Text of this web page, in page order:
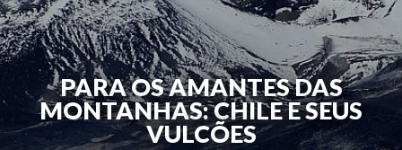
PARA OS AMANTES DAS
MONTANHAS: CHILE E SEUS
VULCÕES